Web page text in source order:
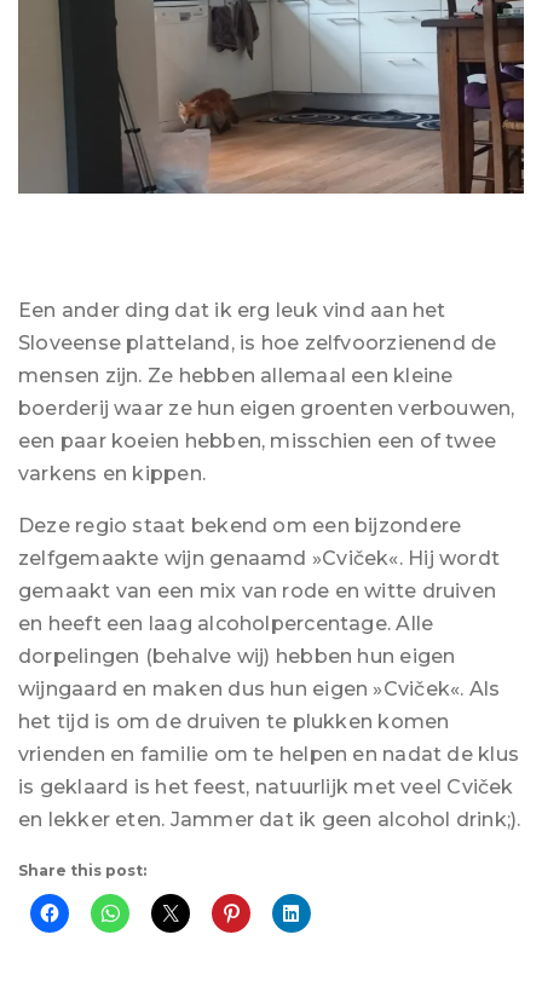
Een ander ding dat ik erg leuk vind aan het
Sloveense platteland, is hoe zelfvoorzienend de
mensen zijn. Ze hebben allemaal een kleine
boerderij waar ze hun eigen groenten verbouwen,
een paar koeien hebben, misschien een of twee
varkens en kippen.
Deze regio staat bekend om een ​​bijzondere
zelfgemaakte wijn genaamd »Cviček«. Hij wordt
gemaakt van een mix van rode en witte druiven
en heeft een laag alcoholpercentage. Alle
dorpelingen (behalve wij) hebben hun eigen
wijngaard en maken dus hun eigen »Cviček«. Als
het tijd is om de druiven te plukken komen
vrienden en familie om te helpen en nadat de klus
is geklaard is het feest, natuurlijk met veel Cviček
en lekker eten. Jammer dat ik geen alcohol drink;).
Share this post: